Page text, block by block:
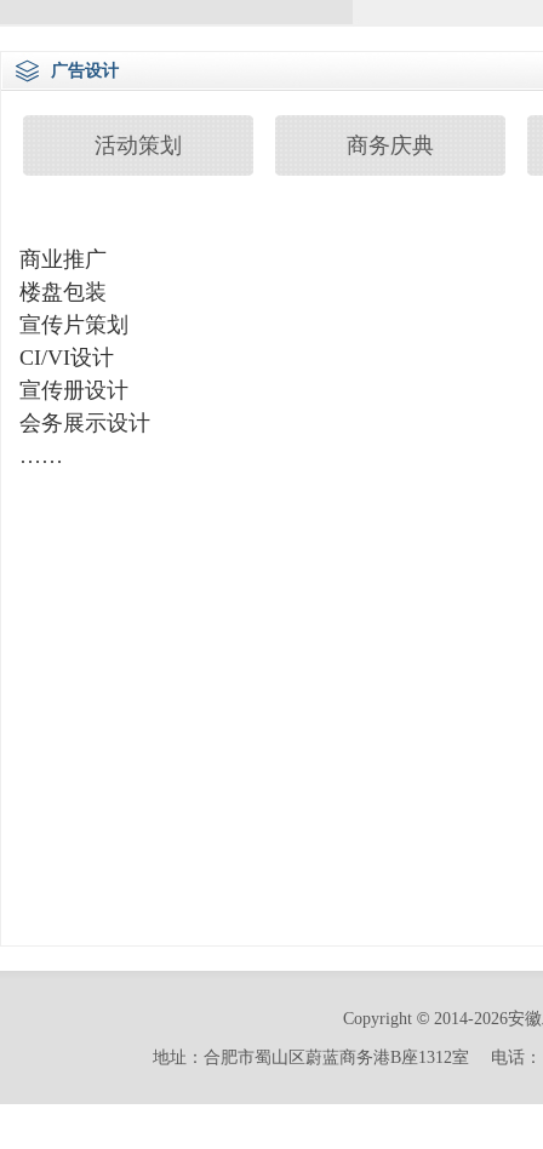
广告设计
活动策划 商务庆典
商业推广
楼盘包装
宣传片策划
CI/VI设计
宣传册设计
会务展示设计
……
Copyright ©2014-2026安
地址：合肥市蜀山区蔚蓝商务港B座1312室 电话